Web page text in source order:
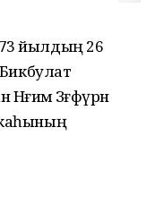
йылдың 26
Зәғәфүрән